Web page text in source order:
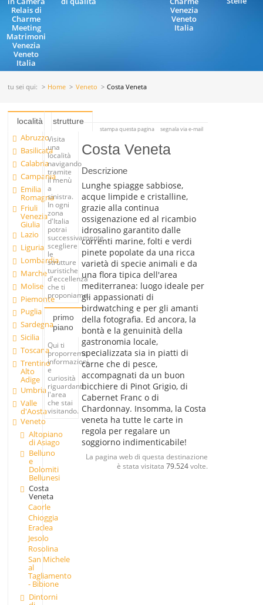
Relais di
Charme
Meeting
Matrimoni
Venezia
Veneto
Italia
Venezia
Veneto
Italia
tu sei qui: Home Veneto Costa Veneta
località
Abruzzo
Basilicata
Calabria
Campania
Emilia
Romagna
Friuli
Venezia
Giulia
Lazio
Liguria
Lombardia
Marche
Molise
Piemonte
Puglia
Sardegna
Sicilia
Toscana
Trentino
Alto
Adige
Umbria
Valle
d'Aosta
Veneto
Altopiano
di Asiago
Belluno
e
Dolomiti
Bellunesi
Costa
Veneta
Caorle
Chioggia
Eraclea
Jesolo
Rosolina
San Michele
al
Tagliamento
- Bibione
Dintorni
strutture
Visita
una
località
navigando
tramite
il menù
a
sinistra.
In ogni
zona
d'Italia
potrai
successivamente
scegliere
le
strutture
turistiche
d'eccellenza
che ti
proponiamo.
primo
piano
Qui ti
proporremo
informazioni
e
curiosità
riguardanti
l'area
che stai
visitando.
stampa questa pagina segnala via e-mail
Costa Veneta
Descrizione
Lunghe spiagge sabbiose,
acque limpide e cristalline,
grazie alla continua
ossigenazione ed al ricambio
idrosalino garantito dalle
correnti marine, folti e verdi
pinete popolate da una ricca
varietà di specie animali e da
una flora tipica dell'area
mediterranea: luogo ideale per
gli appassionati di
birdwatching e per gli amanti
della fotografia. Ed ancora, la
bontà e la genuinità della
gastronomia locale,
specializzata sia in piatti di
carne che di pesce,
accompagnati da un buon
bicchiere di Pinot Grigio, di
Cabernet Franc o di
Chardonnay. Insomma, la Costa
veneta ha tutte le carte in
regola per regalare un
soggiorno indimenticabile!
La pagina web di questa destinazione
è stata visitata 79.524volte.